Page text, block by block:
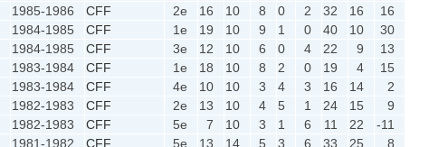
1985-1986 CFF 2e 16 10 8 0 2 32 16
16
1984-1985 CFF 1e 19 10 9 1 0 40 10
30
1984-1985 CFF 3e 12 10 6 0 4 22 9
13
1983-1984 CFF 1e 18 10 8 2 0 19 4
15
1983-1984 CFF 4e 10 10 3 4 3 16 14
2
1982-1983 CFF 2e 13 10 4 5 1 24 15
9
1982-1983 CFF 5e 7 10 3 1 6 11 22
-11
1981-1982 CFF 5e 13 14 5 3 6 33 25 8